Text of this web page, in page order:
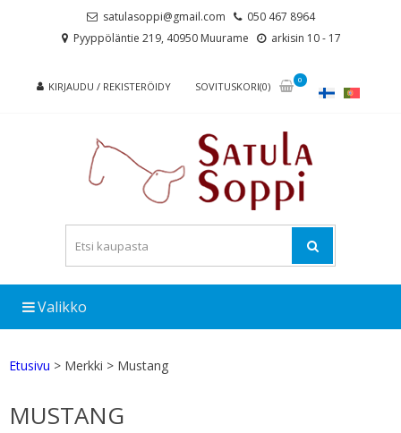
satulasoppi@gmail.com
050 467 8964
Pyyppöläntie 219, 40950 Muurame
arkisin 10 - 17
KIRJAUDU / REKISTERÖIDY SOVITUSKORI(0)
0
Valikko
Etusivu > Merkki > Mustang
MUSTANG